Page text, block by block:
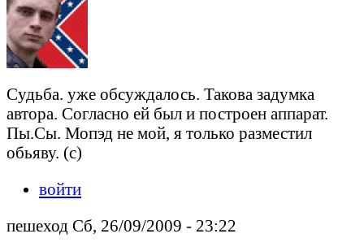
Cудьба. уже обсуждалось. Такова задумка
автора. Согласно ей был и построен аппарат.
Пы.Сы. Мопэд не мой, я только разместил
обьяву. (с)
войти
пешеход Сб, 26/09/2009 - 23:22